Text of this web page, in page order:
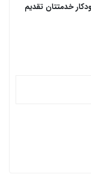
خدمتتان تقدیم